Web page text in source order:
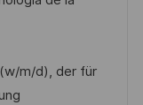
m/d), der für